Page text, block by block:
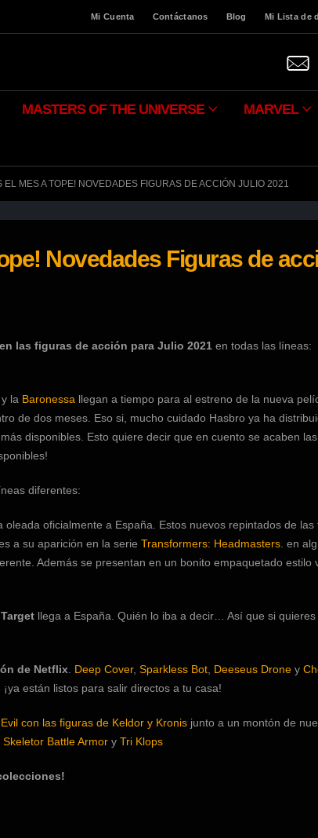
Mi Cuenta Contáctanos Blog Mi Lista de
MASTERS OF THE UNIVERSE MARVEL
EL MES A TOPE! NOVEDADES FIGURAS DE ACCIÓN JULIO 2021
Novedades Figuras de
las figuras de acción para Julio 2021 en todas las líneas:
y la Baronessa llegan a tiempo para al estreno de la nueva
de dos meses. Eso si, mucho cuidado Hasbro ya ha
disponibles. Esto quiere decir que en cuento se acaben
diferentes:
oficialmente a España. Estos nuevos repintados de las
a su aparición en la serie Transformers: Headmasters . en
Además se presentan en un bonito empaquetado estilo
Target llega a España. Quién lo iba a decir… Así que si quieres
de Netflix Deep Cover, Sparkless Bot Deeseus Drone y
¡ya están listos para salir directos a tu casa!
con las figuras de Keldor y Kronis junto a un montón de
Skeletor Battle Armor y Tri Klops